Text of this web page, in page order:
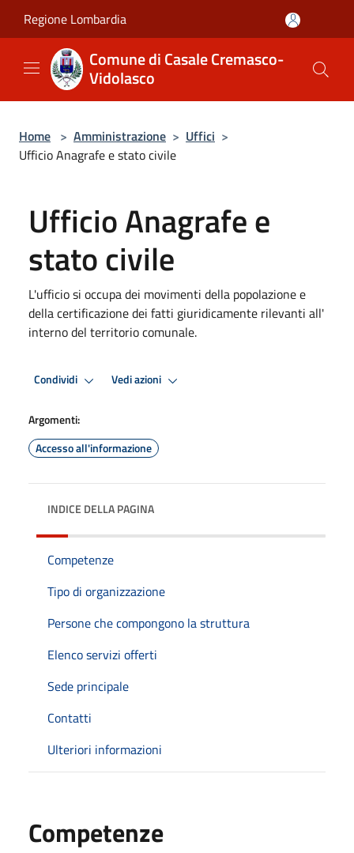
Regione Lombardia
Comune di Casale Cremasco-
Vidolasco
Home > Amministrazione > Uffici >
Ufficio Anagrafe e stato civile
Ufficio Anagrafe e
stato civile
L'ufficio si occupa dei movimenti della popolazione e
della certificazione dei fatti giuridicamente rilevanti all'
interno del territorio comunale.
Condividi Vedi azioni
Argomenti:
Accesso all'informazione
INDICE DELLA PAGINA
Competenze
Tipo di organizzazione
Persone che compongono la struttura
Elenco servizi offerti
Sede principale
Contatti
Ulteriori informazioni
Competenze